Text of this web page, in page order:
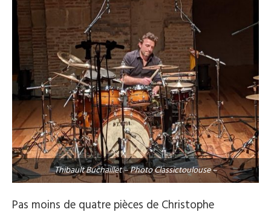
Thibault Buchaillet – Photo Classictoulouse –
Pas moins de quatre pièces de Christophe